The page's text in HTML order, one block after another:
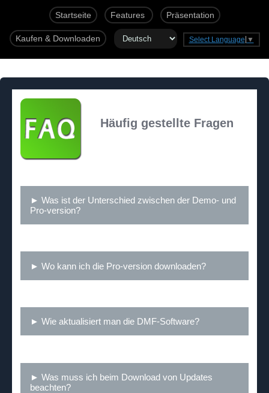
Startseite Features Präsentation
Kaufen & Downloaden Select Language ▼
Häufig gestellte Fragen
► Was ist der Unterschied zwischen der Demo- und
Pro-version?
► Wo kann ich die Pro-version downloaden?
► Wie aktualisiert man die DMF-Software?
► Was muss ich beim Download von Updates
beachten?